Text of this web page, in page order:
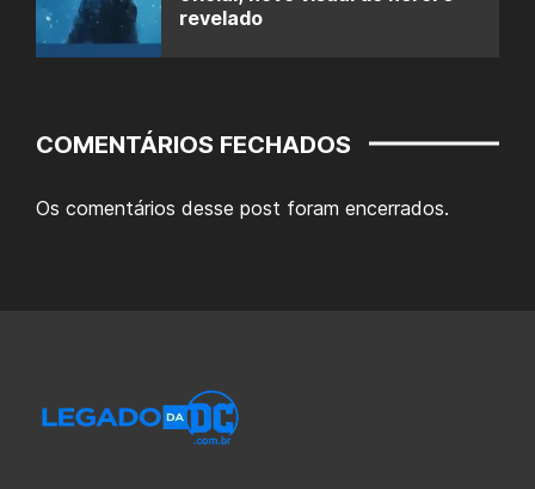
revelado
COMENTÁRIOS FECHADOS
Os comentários desse post foram encerrados.